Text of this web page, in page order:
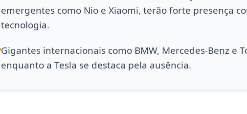
emergentes como Nio e Xiaomi, terão forte presença
tecnologia.
Gigantes internacionais como BMW, Mercedes-Benz e
enquanto a Tesla se destaca pela ausência.